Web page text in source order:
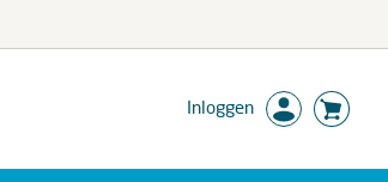
Inloggen